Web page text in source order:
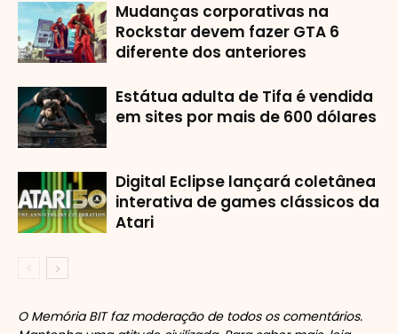
Mudanças corporativas na
Rockstar devem fazer GTA 6
diferente dos anteriores
Estátua adulta de Tifa é vendida
em sites por mais de 600 dólares
Digital Eclipse lançará coletânea
interativa de games clássicos da
Atari
O Memória BIT faz moderação de todos os comentários.